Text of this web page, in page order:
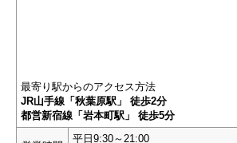
最寄り駅からのアクセス方法
JR山手線「秋葉原駅」 徒歩2分
都営新宿線「岩本町駅」 徒歩5分
平日9:30～21:00